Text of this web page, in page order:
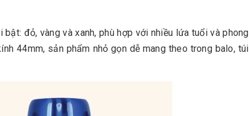
đỏ, vàng và xanh, phù hợp với nhiều lứa tuổi và phong
44mm, sản phẩm nhỏ gọn dễ mang theo trong balo, túi